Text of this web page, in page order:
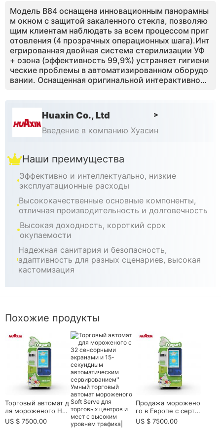
Модель B84 оснащена инновационным панорамны
м окном с защитой закаленного стекла, позволяю
щим клиентам наблюдать за всем процессом приг
отовления (4 прозрачных операционных шага).Инт
егрированная двойная система стерилизации УФ
+ озона (эффективность 99,9%) устраняет гигиени
ческие проблемы в автоматизированном оборудо
вании. Оснащенная оригинальной интерактивной
олучения дополнительных доходов, в то время ка
к нижний сенсорный экран предлагает многоязыч
ный заказ с настраиваемыми наборами и нескольк
ими вариантами оплаты для интуитивно понятной
Huaxin Co., Ltd >
Введение в компанию Хуасин
Наши преимущества
Эффективно и интеллектуально, низкие
эксплуатационные расходы
Высококачественные основные компоненты,
отличная производительность и долговечность
Высокая доходность, короткий срок
окупаемости
Надежная санитария и безопасность,
адаптивность для разных сценариев, высокая
кастомизация
Похожие продукты
Торговый автомат д
ля мороженого HU
AXIN B83 серии - вы
сокоскоростное, мн
US $ 7500.00
Продажа морожено
го в Европе с серти
фикацией CE
US $ 7500.00